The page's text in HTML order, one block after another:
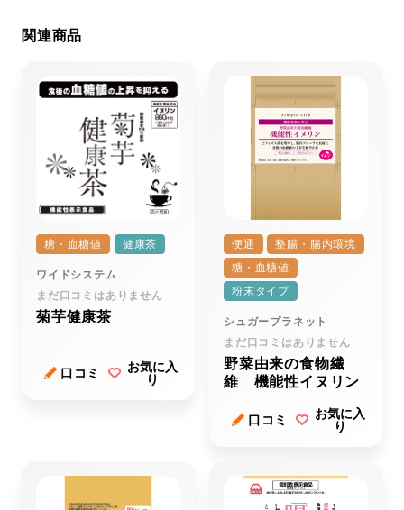
関連商品
糖・血糖値 健康茶
ワイドシステム
まだ口コミはありません
菊芋健康茶
口コミ
お気に入
り
便通
整腸・腸内環境
糖・血糖値
粉末タイプ
シュガープラネット
まだ口コミはありません
野菜由来の食物繊
維 機能性イヌリン
口コミ
お気に入
り